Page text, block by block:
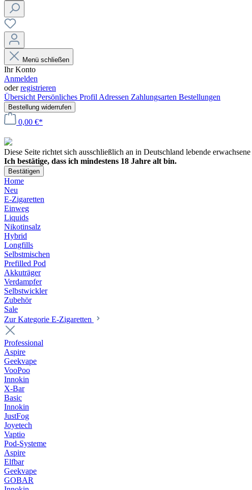
Menü schließen
Ihr Konto
Anmelden
oderregistrieren
Übersicht Persönliches Profil Adressen Zahlungsarten Bestellungen
Bestellung widerrufen
0,00 €*
Diese Seite richtet sich ausschließlich an in Deutschland lebende
Ich bestätige, dass ich mindestens 18 Jahre alt bin.
Bestätigen
Home
Neu
E-Zigaretten
Einweg
Liquids
Nikotinsalz
Hybrid
Longfills
Selbstmischen
Prefilled Pod
Akkuträger
Verdampfer
Selbstwickler
Zubehör
Sale
Zur Kategorie E-Zigaretten
Professional
Aspire
Geekvape
VooPoo
Innokin
X-Bar
Basic
Innokin
JustFog
Joyetech
Vaptio
Pod-Systeme
Aspire
Elfbar
Geekvape
GOBAR